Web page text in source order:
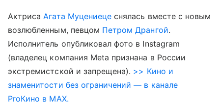
АктрисаАгата Муцениеце снялась вместе с новым
возлюбленным, певцом Петром Дрангой.
Исполнитель опубликовал фото в Instagram
(владелец компания Meta признана в России
экстремистской и запрещена). >> Кино и
знаменитости без ограничений — в канале
ProКино в MAX.